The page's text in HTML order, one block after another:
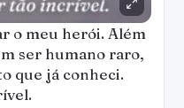
o meu herói. Além
ser humano raro,
que já conheci.